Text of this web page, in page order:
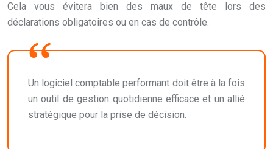
Cela vous évitera bien des maux de tête lors des
déclarations obligatoires ou en cas de contrôle.
Un logiciel comptable performant doit être à la fois
un outil de gestion quotidienne efficace et un allié
stratégique pour la prise de décision.